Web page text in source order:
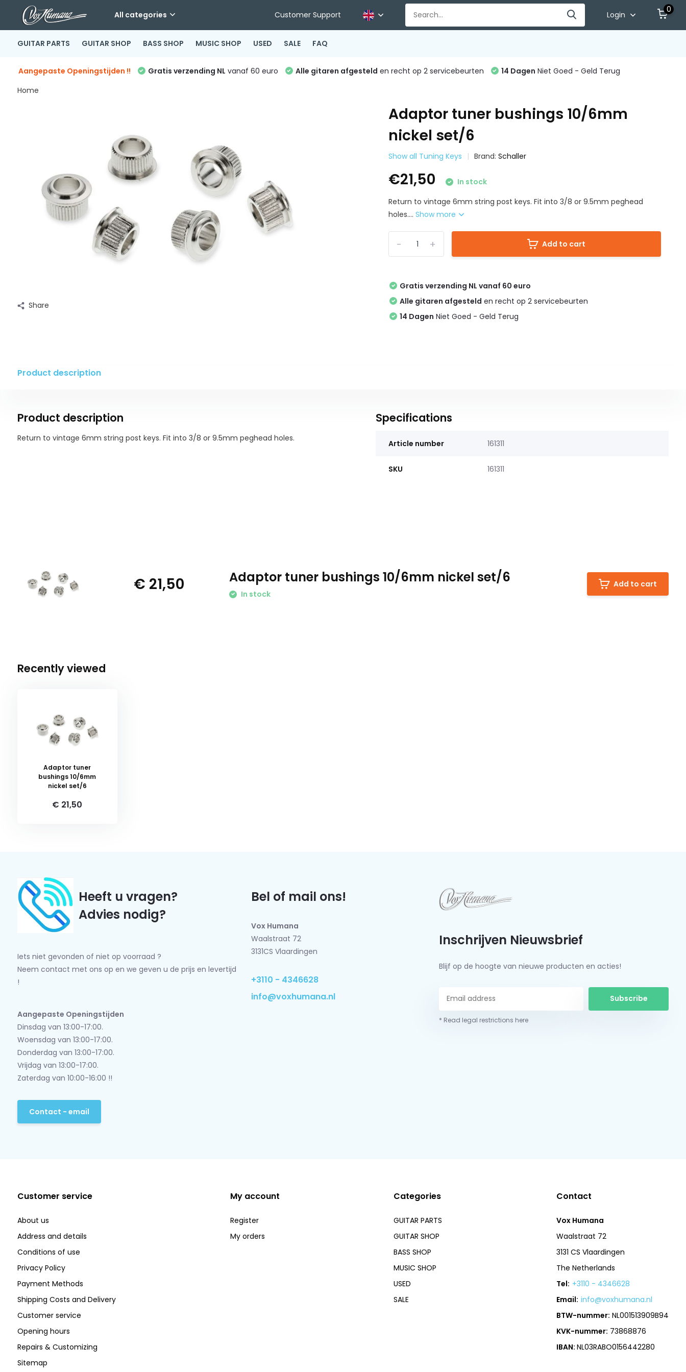
All categories Customer Support Login
0
GUITAR PARTS GUITAR SHOP BASS SHOP MUSIC SHOP USED SALE FAQ
Aangepaste Openingstijden !! Gratis verzending NL vanaf 60 euro Alle gitaren afgesteld en recht op 2 servicebeurten 14 Dagen Niet Goed - Geld Terug
Home
Share
Adaptor tuner bushings 10/6mm
nickel set/6
Show all Tuning Keys Brand:Schaller
€21,50
In stock
Return to vintage 6mm string post keys. Fit into 3/8 or 9.5mm peghead
holes....Show more
+
- Add to cart
Gratis verzending NL vanaf 60 euro
Alle gitaren afgesteld en recht op 2 servicebeurten
14 Dagen Niet Goed - Geld Terug
Product description
Product description
Return to vintage 6mm string post keys. Fit into 3/8 or 9.5mm peghead holes.
Specifications
Article number 161311
SKU 161311
€ 21,50 Adaptor tuner bushings 10/6mm nickel set/6
In stock
Add to cart
Recently viewed
Adaptor tuner
bushings 10/6mm
nickel set/6
€ 21,50
Heeft u vragen?
Advies nodig?
Iets niet gevonden of niet op voorraad ?
Neem contact met ons op en we geven u de prijs en levertijd
!
Aangepaste Openingstijden
Dinsdag van 13:00-17:00.
Woensdag van 13:00-17:00.
Donderdag van 13:00-17:00.
Vrijdag van 13:00-17:00.
Zaterdag van 10:00-16:00 !!
Contact - email
Bel of mail ons!
Vox Humana
Waalstraat 72
3131CS Vlaardingen
+3110 - 4346628
info@voxhumana.nl
Inschrijven Nieuwsbrief
Blijf op de hoogte van nieuwe producten en acties!
Subscribe
* Read legal restrictions here
Customer service
About us
Address and details
Conditions of use
Privacy Policy
Payment Methods
Shipping Costs and Delivery
Customer service
Opening hours
Repairs & Customizing
Sitemap
My account
Register
My orders
Categories
GUITAR PARTS
GUITAR SHOP
BASS SHOP
MUSIC SHOP
USED
SALE
Contact
Vox Humana
Waalstraat 72
3131 CS Vlaardingen
The Netherlands
Tel: +3110 - 4346628
Email: info@voxhumana.nl
BTW-nummer: NL001513909B94
KVK-nummer: 73868876
IBAN:NL03RABO0156442280